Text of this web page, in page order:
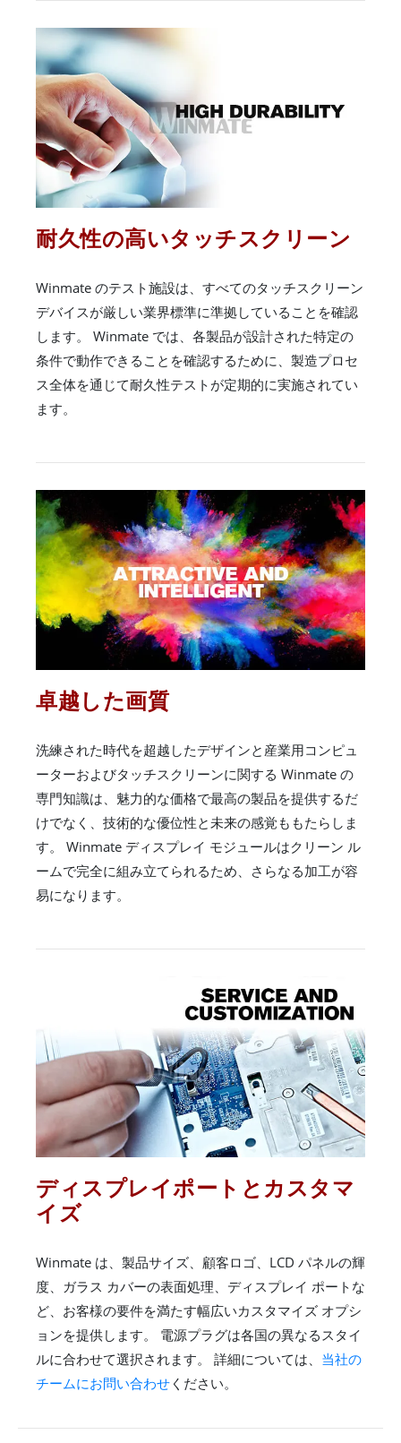
耐久性の高いタッチスクリーン
Winmate のテスト施設は、すべてのタッチスクリーン
デバイスが厳しい業界標準に準拠していることを確認
します。 Winmate では、各製品が設計された特定の
条件で動作できることを確認するために、製造プロセ
ス全体を通じて耐久性テストが定期的に実施されてい
ます。
卓越した画質
洗練された時代を超越したデザインと産業用コンピュ
ーターおよびタッチスクリーンに関する Winmate の
専門知識は、魅力的な価格で最高の製品を提供するだ
けでなく、技術的な優位性と未来の感覚ももたらしま
す。 Winmate ディスプレイ モジュールはクリーン ル
ームで完全に組み立てられるため、さらなる加工が容
易になります。
ディスプレイポートとカスタマ
イズ
Winmate は、製品サイズ、顧客ロゴ、LCD パネルの輝
度、ガラス カバーの表面処理、ディスプレイ ポートな
ど、お客様の要件を満たす幅広いカスタマイズ オプシ
ョンを提供します。 電源プラグは各国の異なるスタイ
ルに合わせて選択されます。 詳細については、 当社の
チームにお問い合わせ ください。